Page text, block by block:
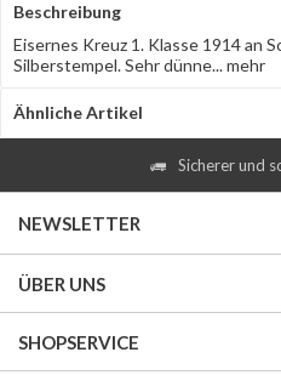
Beschreibung
Eisernes Kreuz 1. Klasse 1914 an
Silberstempel. Sehr dünne...mehr
Ähnliche Artikel
Sicherer und
NEWSLETTER
ÜBER UNS
SHOPSERVICE